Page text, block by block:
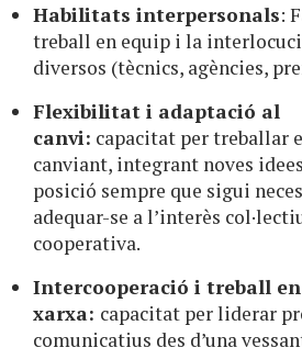
Habilitats interpersonals:
treball en equip i la
diversos (tècnics, agències,
Flexibilitat i adaptació al
canvi: capacitat per treballar
canviant, integrant noves
posició sempre que sigui
adequar-se a l’interès
cooperativa.
Intercooperació i treball en
xarxa: capacitat per liderar
comunicatius des d’una